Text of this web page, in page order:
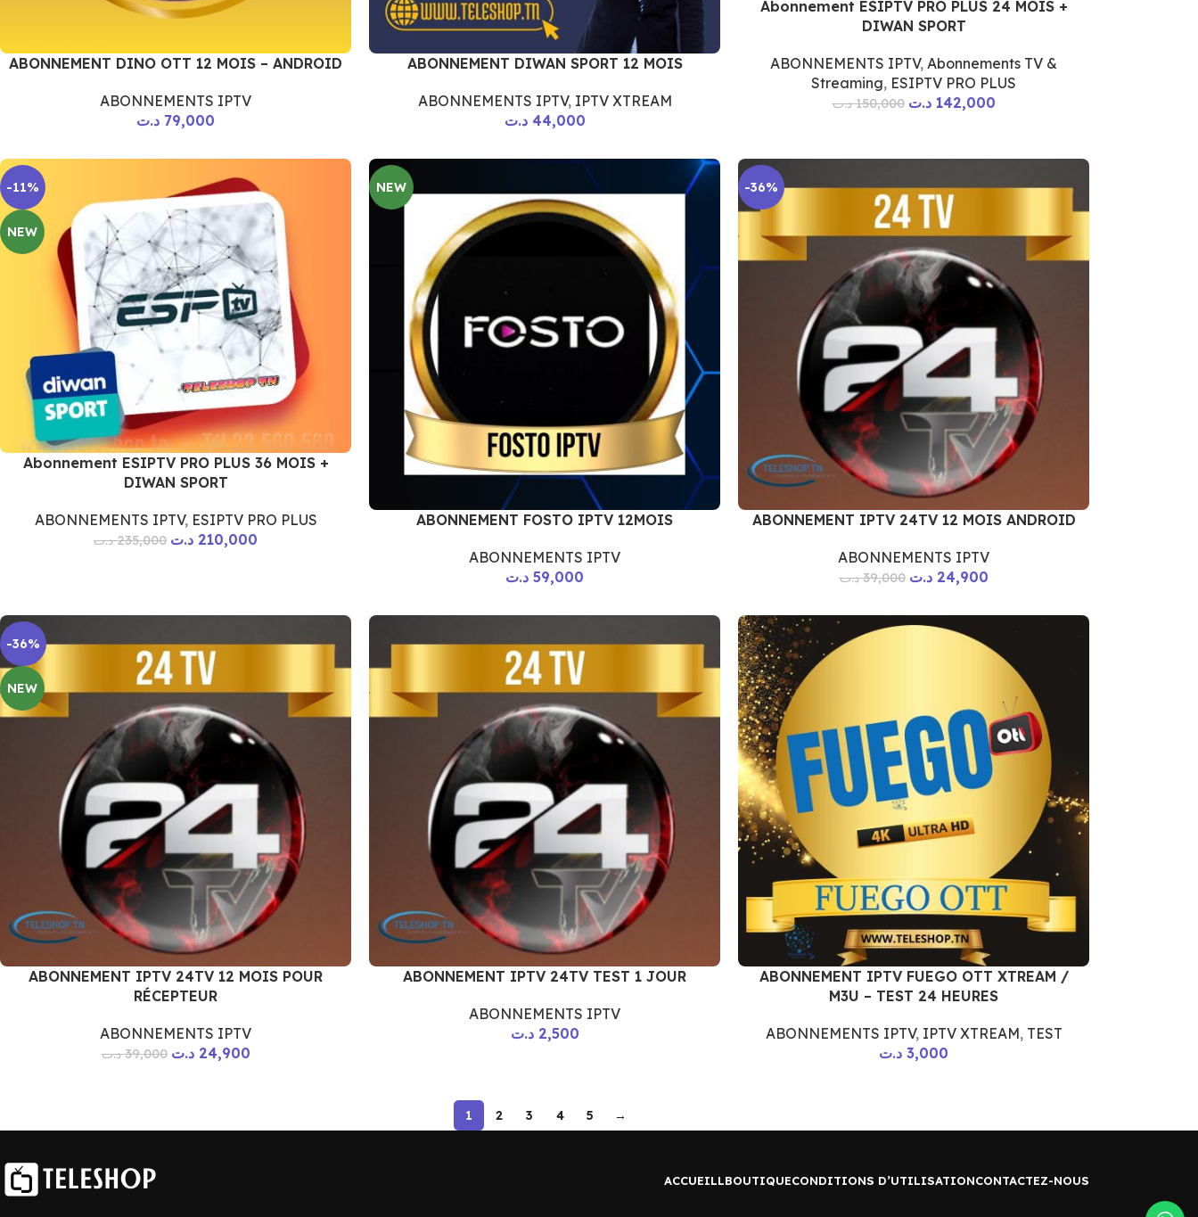
ABONNEMENT DINO OTT 12 MOIS – ANDROID
ABONNEMENTS IPTV
79,000 د.ت
ABONNEMENT DIWAN SPORT 12 MOIS
ABONNEMENTS IPTV, IPTV XTREAM
44,000 د.ت
Abonnement ESIPTV PRO PLUS 24 MOIS +
DIWAN SPORT
ABONNEMENTS IPTV, Abonnements TV &
Streaming, ESIPTV PRO PLUS
150,000 د.ت 142,000 د.ت
-11%
NEW
Abonnement ESIPTV PRO PLUS 36 MOIS +
DIWAN SPORT
ABONNEMENTS IPTV, ESIPTV PRO PLUS
235,000 د.ت 210,000 د.ت
NEW
ABONNEMENT FOSTO IPTV 12MOIS
ABONNEMENTS IPTV
59,000 د.ت
-36%
ABONNEMENT IPTV 24TV 12 MOIS ANDROID
ABONNEMENTS IPTV
39,000 د.ت 24,900 د.ت
-36%
NEW
ABONNEMENT IPTV 24TV 12 MOIS POUR
RÉCEPTEUR
ABONNEMENTS IPTV
39,000 د.ت 24,900 د.ت
ABONNEMENT IPTV 24TV TEST 1 JOUR
ABONNEMENTS IPTV
2,500 د.ت
ABONNEMENT IPTV FUEGO OTT XTREAM /
M3U – TEST 24 HEURES
ABONNEMENTS IPTV, IPTV XTREAM, TEST
3,000 د.ت
1 2 3 4 5 →
ACCUEILLBOUTIQUECONDITIONS D’UTILISATIONCONTACTEZ-NOUS